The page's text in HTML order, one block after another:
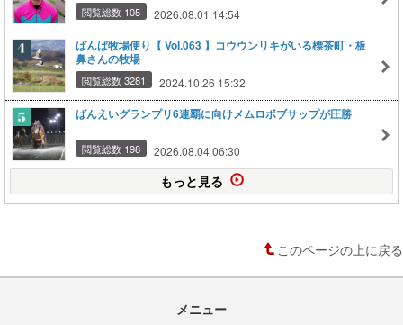
閲覧総数 105 2026.08.01 14:54
ばんば牧場便り【 Vol.063 】コウウンリキがいる標茶町・板
鼻さんの牧場
閲覧総数 3281 2024.10.26 15:32
ばんえいグランプリ6連覇に向けメムロボブサップが圧勝
閲覧総数 198 2026.08.04 06:30
もっと見る
このページの上に戻る
メニュー